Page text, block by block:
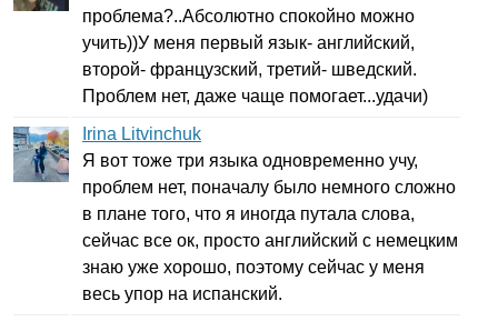
проблема?..Абсолютно спокойно можно
учить))У меня первый язык- английский,
второй- французский, третий- шведский.
Проблем нет, даже чаще помогает...удачи)
Irina Litvinchuk
Я вот тоже три языка одновременно учу,
проблем нет, поначалу было немного сложно
в плане того, что я иногда путала слова,
сейчас все ок, просто английский с немецким
знаю уже хорошо, поэтому сейчас у меня
весь упор на испанский.